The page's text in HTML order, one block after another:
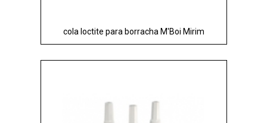
cola loctite para borracha M'Boi Mirim